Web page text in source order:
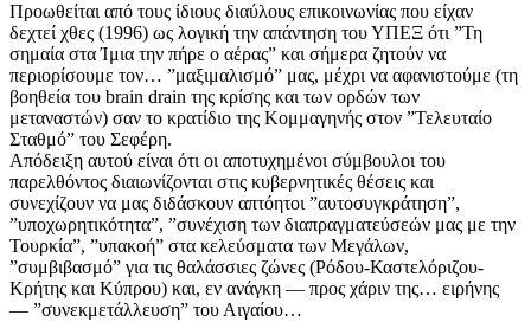
Προωθείται από τους ίδιους διαύλους επικοινωνίας που είχαν
δεχτεί χθες (1996) ως λογική την απάντηση του ΥΠΕΞ ότι ”Τη
σημαία στα Ίμια την πήρε ο αέρας” και σήμερα ζητούν να
περιορίσουμε τον… ”μαξιμαλισμό” μας, μέχρι να αφανιστούμε (τη
βοηθεία του brain drain της κρίσης και των ορδών των
μεταναστών) σαν το κρατίδιο της Κομμαγηνής στον ”Τελευταίο
Σταθμό” του Σεφέρη.
Απόδειξη αυτού είναι ότι οι αποτυχημένοι σύμβουλοι του
παρελθόντος διαιωνίζονται στις κυβερνητικές θέσεις και
συνεχίζουν να μας διδάσκουν απτόητοι ”αυτοσυγκράτηση”,
”υποχωρητικότητα”, ”συνέχιση των διαπραγματεύσεών μας με την
Τουρκία”, ”υπακοή” στα κελεύσματα των Μεγάλων,
”συμβιβασμό” για τις θαλάσσιες ζώνες (Ρόδου-Καστελόριζου-
Κρήτης και Κύπρου) και, εν ανάγκη — προς χάριν της… ειρήνης
— ”συνεκμετάλλευση” του Αιγαίου…